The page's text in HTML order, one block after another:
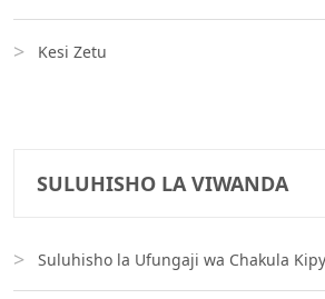
Kesi Zetu
SULUHISHO LA VIWANDA
Suluhisho la Ufungaji wa Chakula